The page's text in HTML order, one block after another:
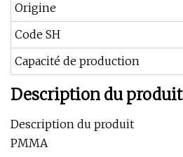
Origine
Code SH
Capacité de production
Description du produit
Description du produit
PMMA